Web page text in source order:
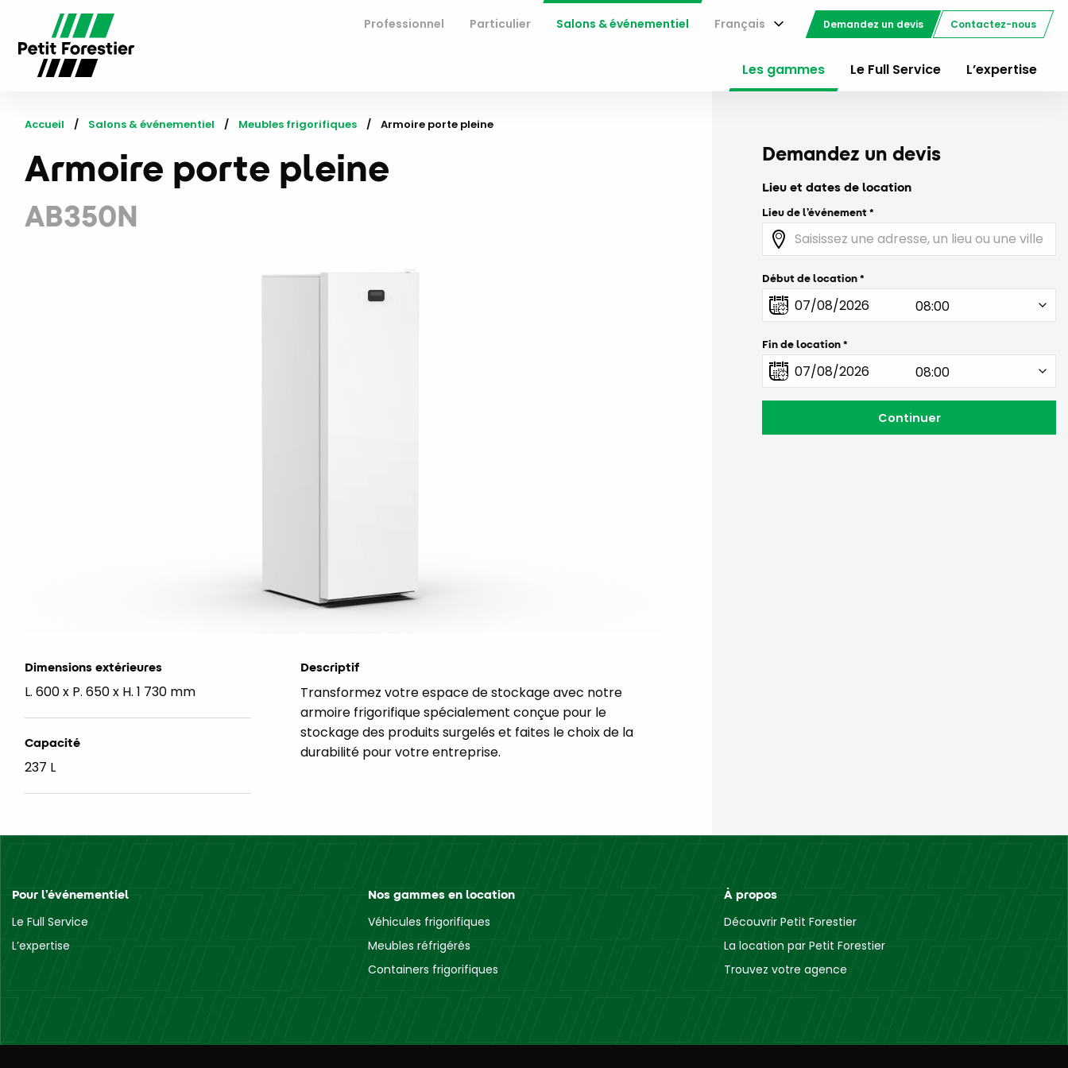
Professionnel Particulier Salons & événementiel Français Demandez un devis Contactez-nous
Les gammes Le Full Service L’expertise
Accueil Salons & événementiel Meubles frigorifiques Current:
Armoire porte pleine
Armoire porte pleine
AB350N
Dimensions extérieures
L. 600 x P. 650 x H. 1 730 mm
Capacité
237 L
Descriptif
Transformez votre espace de stockage avec notre
armoire frigorifique spécialement conçue pour le
stockage des produits surgelés et faites le choix de la
durabilité pour votre entreprise.
Demandez un devis
Lieu et dates de location
Lieu de l’événement
Début de location
Fin de location
Pour l’événementiel
Le Full Service
L’expertise
Nos gammes en location
Véhicules frigorifiques
Meubles réfrigérés
Containers frigorifiques
À propos
Découvrir Petit Forestier
La location par Petit Forestier
Trouvez votre agence